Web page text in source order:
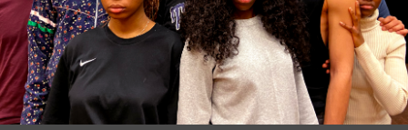
Le Pôle accompagnement / Pôle compagnies
Nos créations
L’équipe